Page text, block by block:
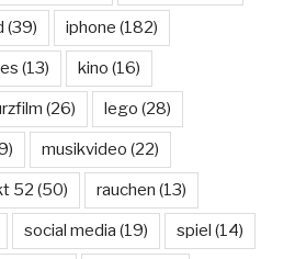
(39) iphone (182)
(13) kino (16)
(26) lego (28)
musikvideo (22)
52 (50) rauchen (13)
social media (19) spiel (14)